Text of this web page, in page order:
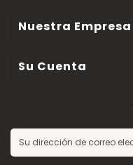
Nuestra Empresa
Su Cuenta